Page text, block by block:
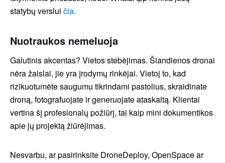
statybų verslui čia.
Nuotraukos nemeluoja
Galutinis akcentas? Vietos stebėjimas. Šiandienos dronai
nėra žaislai, jie yra įrodymų rinkėjai. Vietoj to, kad
rizikuotumėte saugumu tikrindami pastolius, skraidinate
droną, fotografuojate ir generuojate ataskaitą. Klientai
vertina šį profesionalų požiūrį, tai kaip mini dokumentikos
apie jų projektą žiūrėjimas.
Nesvarbu, ar pasirinksite DroneDeploy, OpenSpace ar